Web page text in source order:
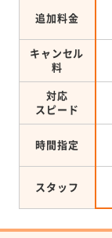
追加料金
キャンセル
料
対応
スピード
時間指定
スタッフ